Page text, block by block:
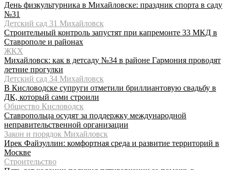
День физкультурника в Михайловске: праздник спорта в саду
№31
Детский сад 31 Михайловск
Строительный контроль запустят при капремонте 33 МКД в
Ставрополе и районах
ЖКХ
Михайловск: как в детсаду №34 в районе Гармония проводят
летние прогулки
Детский сад 34 Михайловск
В Кисловодске супруги отметили бриллиантовую свадьбу в
ДК, который сами строили
Общество Кисловодск
Ставропольца осудят за поддержку международной
неправительственной организации
Закон и порядок Михайловск
Ирек Файзуллин: комфортная среда и развитие территорий в
Москве
Строительство